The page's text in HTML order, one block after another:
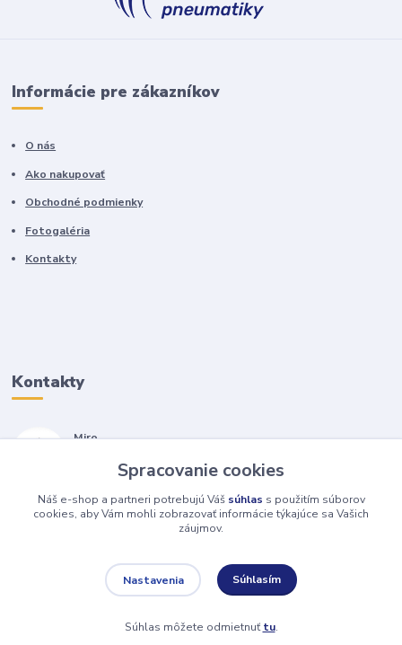
Informácie pre zákazníkov
O nás
Ako nakupovať
Obchodné podmienky
Fotogaléria
Kontakty
Kontakty
Miro
(Po-Pia, 7-17 hod.)
isopneumatiky@isopneumatiky.sk
Vytvorené na Eshop-rychlo.sk
Spracovanie cookies
Náš e-shop a partneri potrebujú Váš súhlas s použitím súborov
cookies, aby Vám mohli zobrazovať informácie týkajúce sa Vašich
záujmov.
Nastavenia Súhlasím
Súhlas môžete odmietnuťtu.